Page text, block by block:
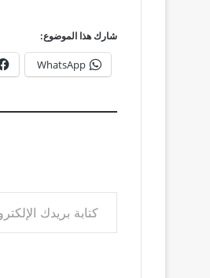
شارك هذا الموضوع:
WhatsApp
كتابة بريدك الإلكتروني...